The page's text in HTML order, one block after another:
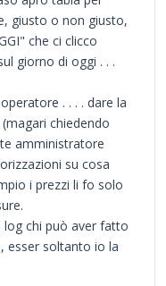
giusto o non giusto,
che ci clicco
giorno di oggi . . .
. . . . dare la
chiedendo
amministratore
su cosa
i prezzi li fo solo
chi può aver fatto
esser soltanto io la